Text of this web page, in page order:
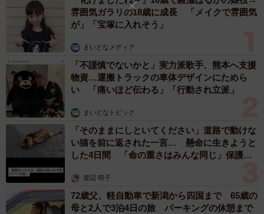
雰囲気ガラリの18歳に成長 「メイクで雰囲気
が」「宝塚に入れそう」
まいどなメディア
「不謹慎でないかと」実力派歌手、熊本へ支援
物資…運搬トラックの車体デザインにためら
い 「痛いほど伝わる」「行動され立派」
まいどなトピック
「そのままにしといてください」道路で動けな
い猫を前に返された一言… 懸命に生きようと
した4日間 「命の重さはみんな同じ」保護団
渡辺 晴子
72歳父、軽自動車で新潟から四国まで 65歳の
母と2人で3泊4日の旅 パーキングの休憩まで